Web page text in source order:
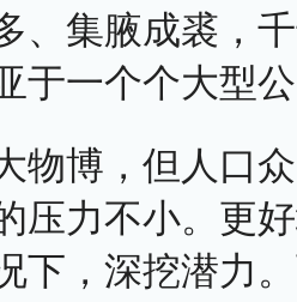
、集腋成裘，
于一个个大型
博，但人口众
压力不小。更
下，深挖潜力